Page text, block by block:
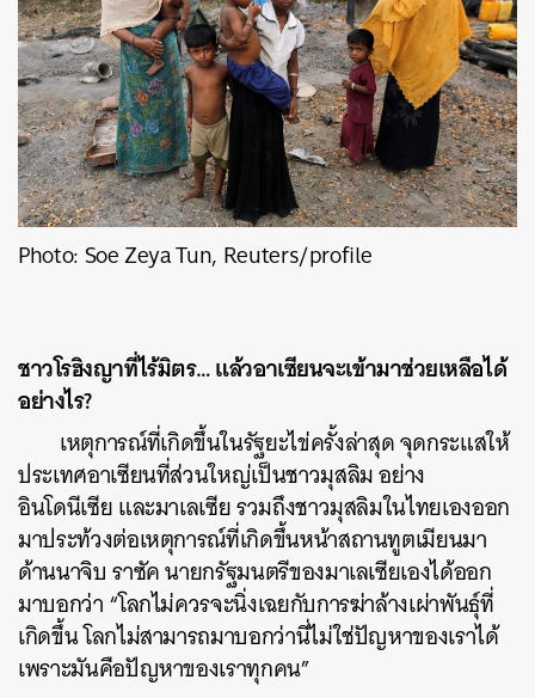
Photo: Soe Zeya Tun, Reuters/profile
ชาวโรฮิงญาที่ไร้มิตร… แล้วอาเซียนจะเข้ามาช่วยเหลือได้
อย่างไร?
เหตุการณ์ที่เกิดขึ้นในรัฐยะไข่ครั้งล่าสุด จุดกระแสให้
ประเทศอาเซียนที่ส่วนใหญ่เป็นชาวมุสลิม อย่าง
อินโดนีเซีย และมาเลเซีย รวมถึงชาวมุสลิมในไทยเองออก
มาประท้วงต่อเหตุการณ์ที่เกิดขึ้นหน้าสถานทูตเมียนมา
ด้านนาจิบ ราซัค นายกรัฐมนตรีของมาเลเซียเองได้ออก
มาบอกว่า “โลกไม่ควรจะนิ่งเฉยกับการฆ่าล้างเผ่าพันธุ์ที่
เกิดขึ้น โลกไม่สามารถมาบอกว่านี่ไม่ใช่ปัญหาของเราได้
เพราะมันคือปัญหาของเราทุกคน”